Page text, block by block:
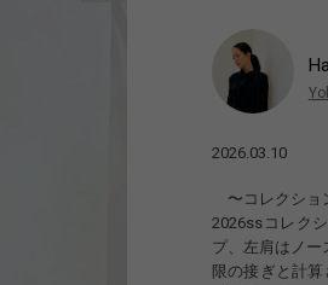
2026.03.10
〜コレクショ
2026ssコレク
プ、左肩はノ
限の接ぎと計